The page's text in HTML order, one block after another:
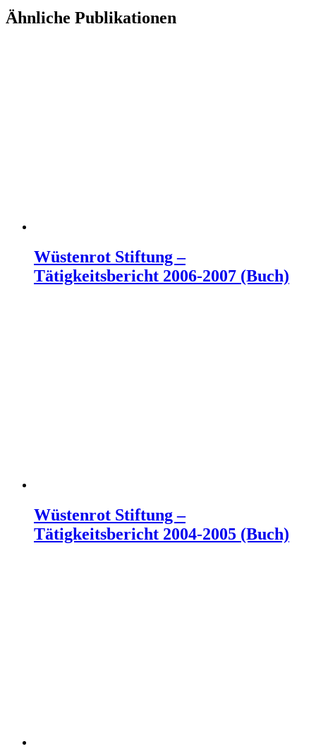
Ähnliche Publikationen
Wüstenrot Stiftung –
Tätigkeitsbericht 2006-2007 (Buch)
Wüstenrot Stiftung –
Tätigkeitsbericht 2004-2005 (Buch)